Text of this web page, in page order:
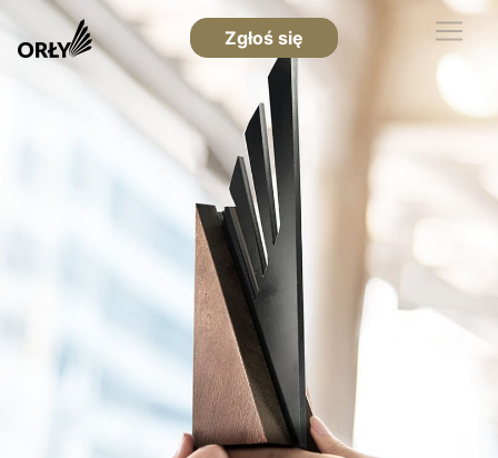
Zgłoś się